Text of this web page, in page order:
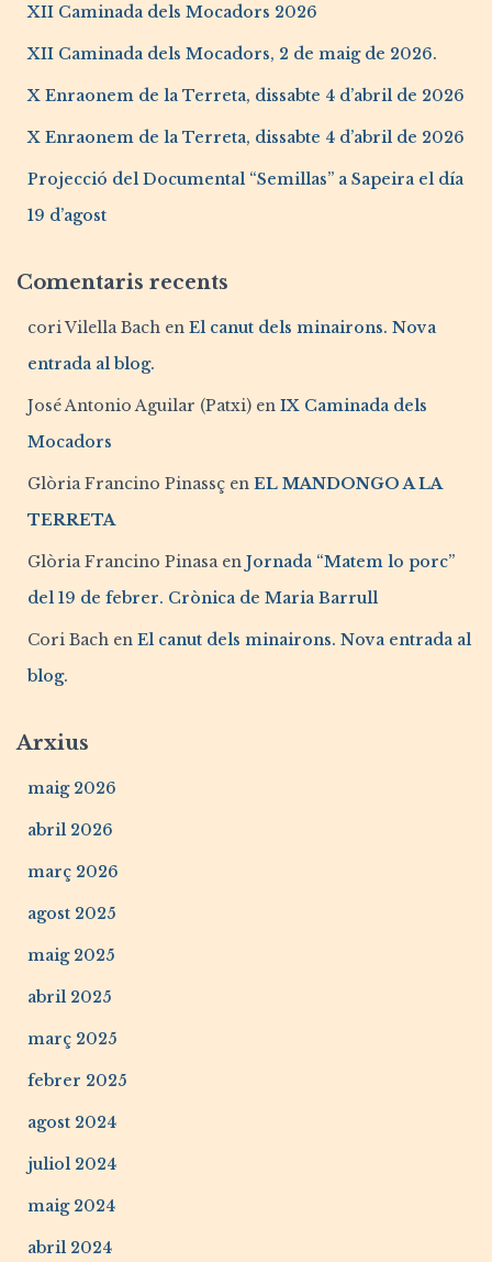
XII Caminada dels Mocadors 2026
XII Caminada dels Mocadors, 2 de maig de 2026.
X Enraonem de la Terreta, dissabte 4 d’abril de 2026
X Enraonem de la Terreta, dissabte 4 d’abril de 2026
Projecció del Documental “Semillas” a Sapeira el día
19 d’agost
Comentaris recents
cori Vilella Bach en El canut dels minairons. Nova
entrada al blog.
José Antonio Aguilar (Patxi) en IX Caminada dels
Mocadors
Glòria Francino Pinassç en EL MANDONGO A LA
TERRETA
Glòria Francino Pinasaen Jornada “Matem lo porc”
del 19 de febrer. Crònica de Maria Barrull
Cori Bach en El canut dels minairons. Nova entrada al
blog.
Arxius
maig 2026
abril 2026
març 2026
agost 2025
maig 2025
abril 2025
març 2025
febrer 2025
agost 2024
juliol 2024
maig 2024
abril 2024